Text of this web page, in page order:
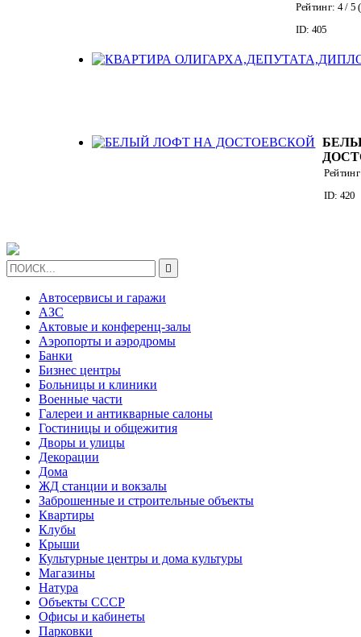
Рейтинг: 4/ 5 (
ID: 405
ID: 420

Автосервисы и гаражи
АЗС
Актовые и конференц-залы
Аэропорты и аэродромы
Банки
Бизнес центры
Больницы и клиники
Военные части
Галереи и антикварные салоны
Гостиницы и общежития
Дворы и улицы
Декорации
Дома
ЖД станции и вокзалы
Заброшенные и строительные объекты
Квартиры
Клубы
Крыши
Культурные центры и дома культуры
Магазины
Натура
Объекты СССР
Офисы и кабинеты
Парковки